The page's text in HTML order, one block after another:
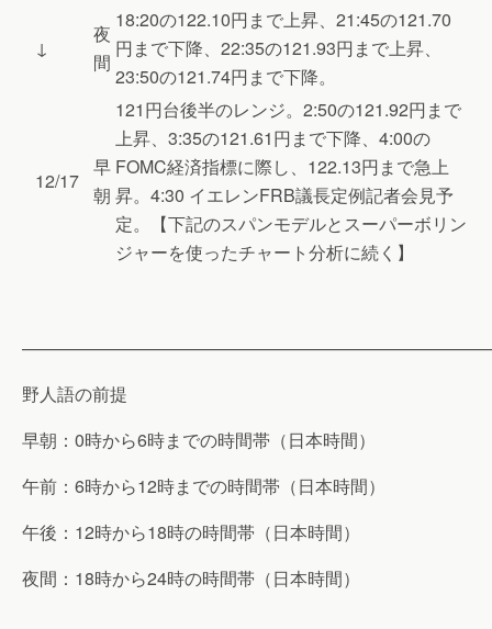
↓
夜
間
18:20の122.10円まで上昇、21:45の121.70
円まで下降、22:35の121.93円まで上昇、
23:50の121.74円まで下降。
12/17
早
朝
121円台後半のレンジ。2:50の121.92円まで
上昇、3:35の121.61円まで下降、4:00の
FOMC経済指標に際し、122.13円まで急上
昇。4:30 イエレンFRB議長定例記者会見予
定。【下記のスパンモデルとスーパーボリン
ジャーを使ったチャート分析に続く】
野人語の前提
早朝：0時から6時までの時間帯（日本時間）
午前：6時から12時までの時間帯（日本時間）
午後：12時から18時の時間帯（日本時間）
夜間：18時から24時の時間帯（日本時間）